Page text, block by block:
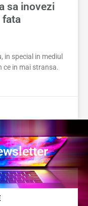
sa inovezi
fata
in special in mediul
ce in mai stransa.